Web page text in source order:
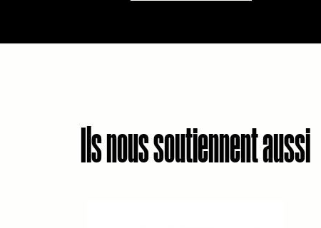
Ils nous soutiennent aussi